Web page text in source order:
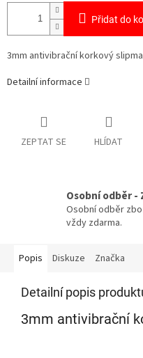
Přidat do
3mm antivibrační korkový
Detailní informace
ZEPTAT SE HLÍDAT
Osobní odběr -
Osobní odběr
vždy zdarma.
Popis Diskuze Značka
Detailní popis
3mm antivibrační